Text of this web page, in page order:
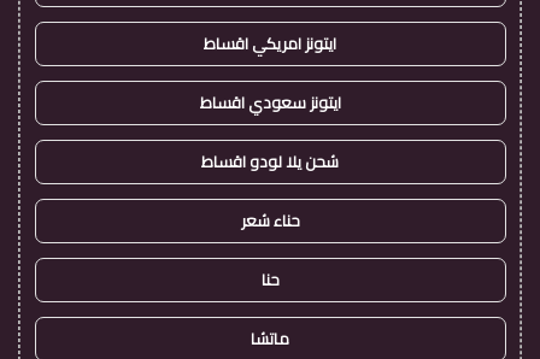
ايتونز امريكي اقساط
ايتونز سعودي اقساط
شحن يلا لودو اقساط
حناء شعر
حنا
ماتشا